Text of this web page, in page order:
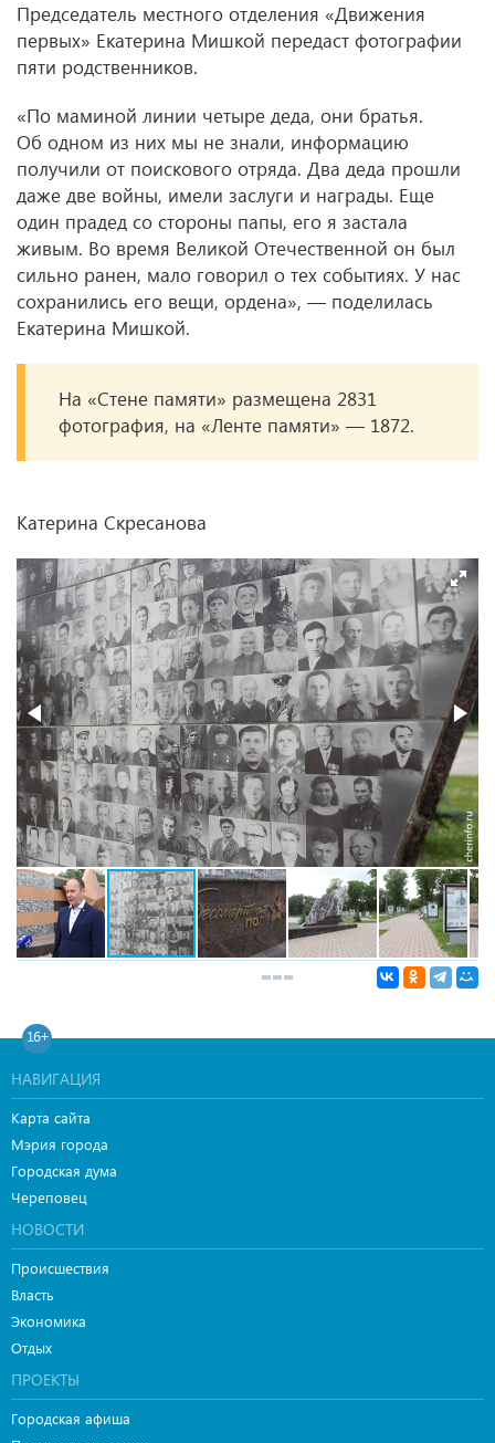
Председатель местного отделения «Движения
первых» Екатерина Мишкой передаст фотографии
пяти родственников.
«По маминой линии четыре деда, они братья.
Об одном из них мы не знали, информацию
получили от поискового отряда. Два деда прошли
даже две войны, имели заслуги и награды. Еще
один прадед со стороны папы, его я застала
живым. Во время Великой Отечественной он был
сильно ранен, мало говорил о тех событиях. У нас
сохранились его вещи, ордена», — поделилась
Екатерина Мишкой.
На «Стене памяти» размещена 2831
фотография, на «Ленте памяти» — 1872.
Катерина Скресанова
16+
НАВИГАЦИЯ
Карта сайта
Мэрия города
Городская дума
Череповец
НОВОСТИ
Происшествия
Власть
Экономика
Отдых
ПРОЕКТЫ
Городская афиша